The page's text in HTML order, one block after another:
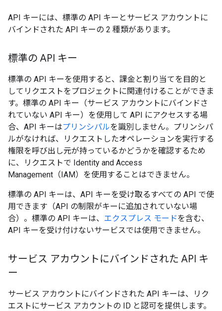
API キーには、標準の API キーとサービス アカウントに
バインドされた API キーの 2 種類があります。
標準の API キー
標準の API キーを使用すると、課金と割り当てを目的と
してリクエストをプロジェクトに関連付けることができま
す。標準の API キー（サービス アカウントにバインドさ
れていない API キー）を使用して API にアクセスする場
合、API キーはプリンシパルを識別しません。プリンシパ
ルがなければ、リクエストしたオペレーションを実行する
権限を呼び出し元が持っているかどうかを確認するため
に、リクエストで Identity and Access
Management（IAM）を使用することはできません。
標準の API キーは、API キーを受け取るすべての API で使
用できます（API の制限がキーに追加されていない場
合）。標準の API キーは、 エクスプレス モードを含む、
API キーを受け付けないサービスでは使用できません。
サービス アカウントにバインドされた API キ
ー
サービス アカウントにバインドされた API キーは、リク
エストにサービス アカウントの ID と認可を提供します。